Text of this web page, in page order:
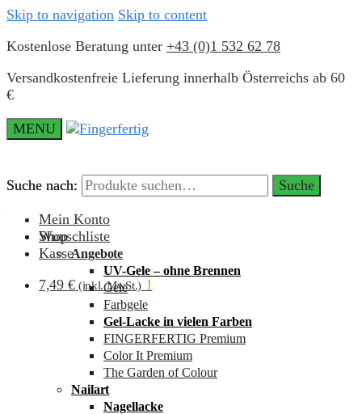
Skip to navigation Skip to content
Kostenlose Beratung unter +43 (0)1 532 62 78
Versandkostenfreie Lieferung innerhalb Österreichs ab 60
€
MENU
Suche nach: Suche
Mein Konto
Wunschliste
Kasse
7,49 € (inkl. MwSt.) 1
Suche nach: Suche
Shop
Angebote
UV-Gele – ohne Brennen
Gele
Farbgele
Gel-Lacke in vielen Farben
FINGERFERTIG Premium
Color It Premium
The Garden of Colour
Nailart
Nagellacke